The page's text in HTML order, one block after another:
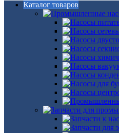
Каталог товаров